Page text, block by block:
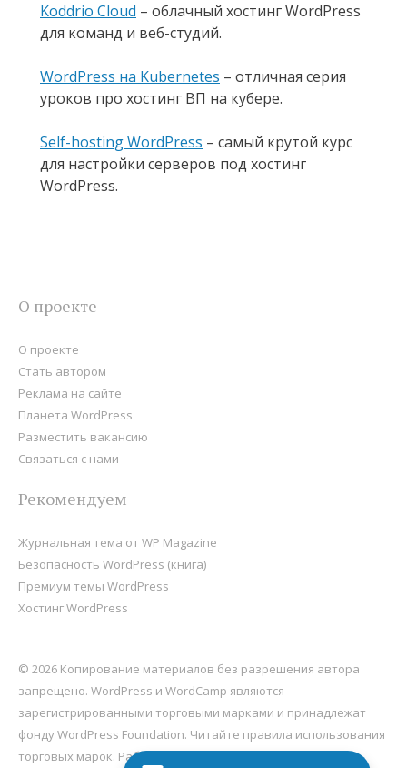
Koddrio Cloud – облачный хостинг WordPress
для команд и веб-студий.
WordPress на Kubernetes – отличная серия
уроков про хостинг ВП на кубере.
Self-hosting WordPress – самый крутой курс
для настройки серверов под хостинг
WordPress.
О проекте
О проекте
Стать автором
Реклама на сайте
Планета WordPress
Разместить вакансию
Связаться с нами
Рекомендуем
Журнальная тема от WP Magazine
Безопасность WordPress (книга)
Премиум темы WordPress
Хостинг WordPress
© 2026 Копирование материалов без разрешения автора
запрещено. WordPress и WordCamp являются
зарегистрированными торговыми марками и принадлежат
фондуWordPress Foundation. Читайте правила использования
торговых марок. Работает наWordPress, хостится на